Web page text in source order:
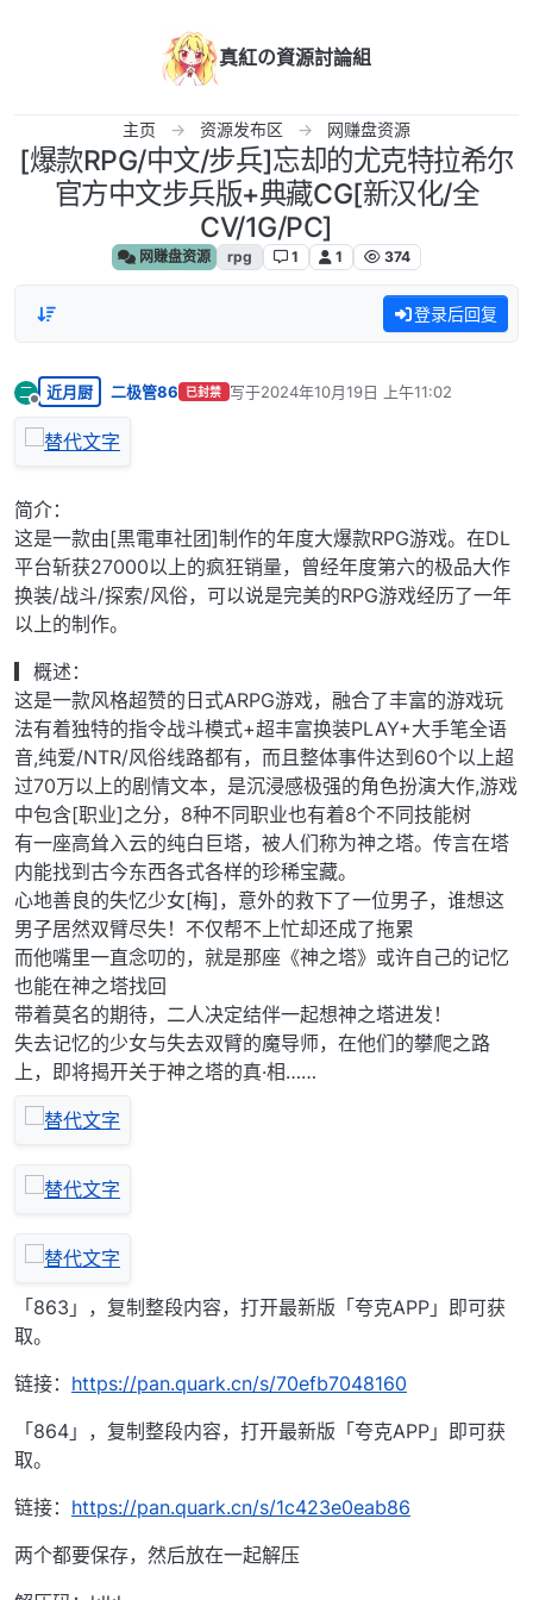
真紅の資源討論組
主页 资源发布区 网赚盘资源
[爆款RPG/中文/步兵]忘却的尤克特拉希尔
官方中文步兵版+典藏CG[新汉化/全
CV/1G/PC]
网赚盘资源 rpg 1 1 374
登录后回复
二
离线
近月厨 二极管86 已封禁 写于2024年10月19日 上午11:02
最后由 编辑
简介：
这是一款由[黒電車社团]制作的年度大爆款RPG游戏。在DL
平台斩获27000以上的疯狂销量，曾经年度第六的极品大作
换装/战斗/探索/风俗，可以说是完美的RPG游戏经历了一年
以上的制作。
▎概述：
这是一款风格超赞的日式ARPG游戏，融合了丰富的游戏玩
法有着独特的指令战斗模式+超丰富换装PLAY+大手笔全语
音,纯爱/NTR/风俗线路都有，而且整体事件达到60个以上超
过70万以上的剧情文本，是沉浸感极强的角色扮演大作,游戏
中包含[职业]之分，8种不同职业也有着8个不同技能树
有一座高耸入云的纯白巨塔，被人们称为神之塔。传言在塔
内能找到古今东西各式各样的珍稀宝藏。
心地善良的失忆少女[梅]，意外的救下了一位男子，谁想这
男子居然双臂尽失！不仅帮不上忙却还成了拖累
而他嘴里一直念叨的，就是那座《神之塔》或许自己的记忆
也能在神之塔找回
带着莫名的期待，二人决定结伴一起想神之塔进发！
失去记忆的少女与失去双臂的魔导师，在他们的攀爬之路
上，即将揭开关于神之塔的真·相……
「863」，复制整段内容，打开最新版「夸克APP」即可获
取。
链接： https://pan.quark.cn/s/70efb7048160
「864」，复制整段内容，打开最新版「夸克APP」即可获
取。
链接： https://pan.quark.cn/s/1c423e0eab86
两个都要保存，然后放在一起解压